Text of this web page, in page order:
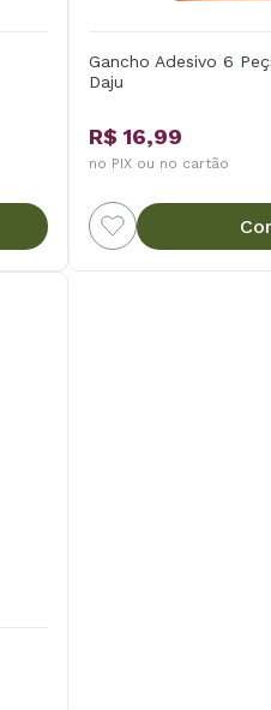
Gancho Adesivo 6
Daju
R$ 16,99
no PIX ou no cartão